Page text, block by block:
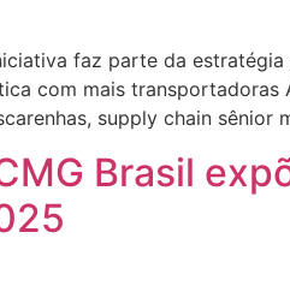
faz parte da
com mais transportadoras
supply chain sênior
Brasil